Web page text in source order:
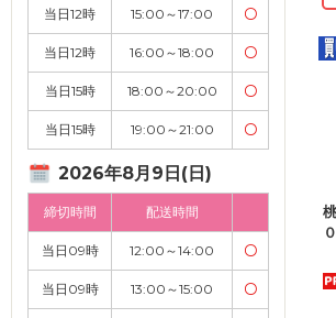
当日12時 15:00～17:00 〇
当日12時 16:00～18:00 〇
当日15時 18:00～20:00 〇
当日15時 19:00～21:00 〇
2026年8月9日(日)
締切時間 配送時間
当日09時 12:00～14:00 〇
当日09時 13:00～15:00 〇